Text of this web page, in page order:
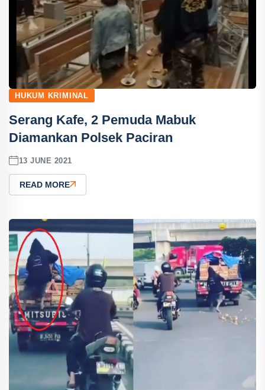
HUKUM KRIMINAL
Serang Kafe, 2 Pemuda Mabuk
Diamankan Polsek Paciran
13 JUNE 2021
READ MORE